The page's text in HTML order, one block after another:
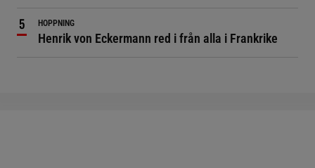
HOPPNING
Henrik von Eckermann red i från alla i Frankrike